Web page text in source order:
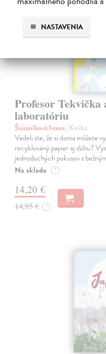
NASTAVENIA
Profesor Tekvička
laboratóriu
Šušaníková Ivana| Kniha
Vedeli ste, že si doma môžete
recyklovaný papier aj dúhu?
jednoduchých pokusov s
Na sklade ?
14,20 €
14,95 € ?